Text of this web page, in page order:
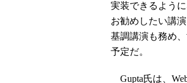
実装できるよう
お勧めしたい講
基調講演も務め
予定だ。
Gupta氏は、